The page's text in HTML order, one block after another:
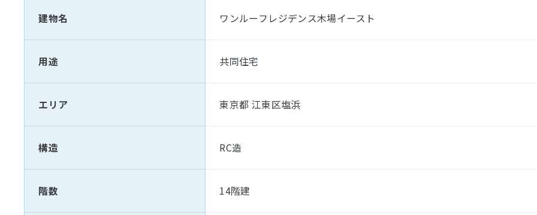
建物名 ワンルーフレジデンス木場イースト
用途 共同住宅
エリア 東京都 江東区塩浜
構造 RC造
階数 14階建